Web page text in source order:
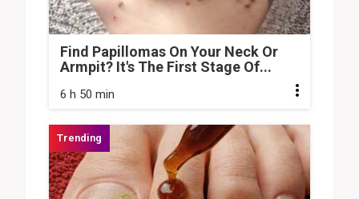
Find Papillomas On Your Neck Or
Armpit? It's The First Stage Of...
6 h 50 min